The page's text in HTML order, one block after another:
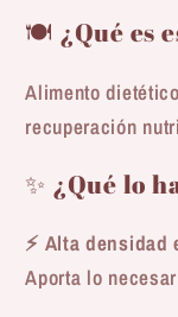
🍽️ ¿Qué es
Alimento
recuperación
✨ ¿Qué lo
⚡ Alta densidad
Aporta lo